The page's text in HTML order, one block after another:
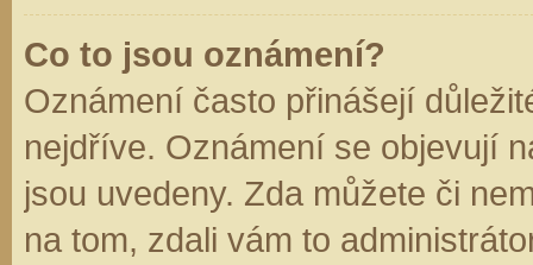
Co to jsou oznámení?
Oznámení často přinášejí
nejdříve. Oznámení se objevují
jsou uvedeny. Zda můžete či
na tom, zdali vám to